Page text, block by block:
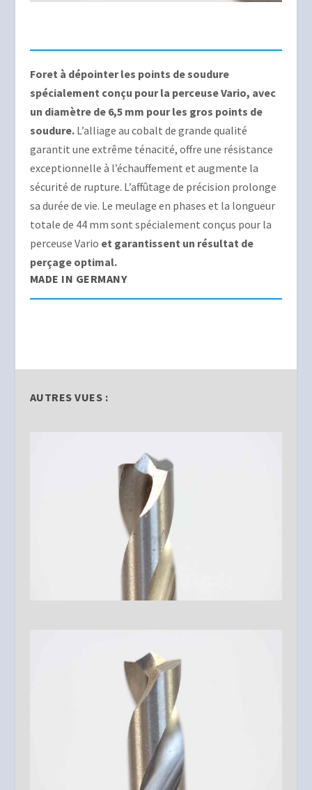
Foret à dépointer les points de soudure
spécialement conçu pour la perceuse Vario, avec
un diamètre de 6,5 mm pour les gros points de
soudure.L’alliage au cobalt de grande qualité
garantit une extrême ténacité, offre une résistance
exceptionnelle à l’échauffement et augmente la
sécurité de rupture. L’affûtage de précision prolonge
sa durée de vie. Le meulage en phases et la longueur
totale de 44 mm sont spécialement conçus pour la
perceuse Vario et garantissent un résultat de
perçage optimal.
MADE IN GERMANY
AUTRES VUES :